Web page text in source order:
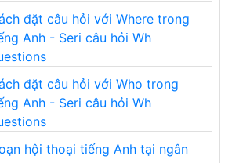
đặt câu hỏi với Where trong
Anh - Seri câu hỏi Wh
đặt câu hỏi với Who trong
Anh - Seri câu hỏi Wh
hội thoại tiếng Anh tại ngân